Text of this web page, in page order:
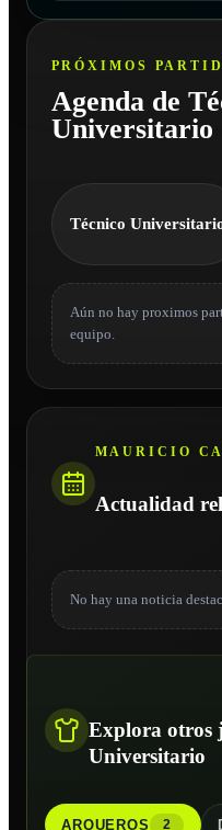
PRÓXIMOS
Agenda de
Universitario
Técnico
Aún no hay proximos
equipo.
MAURICIO
Actualidad
No hay una noticia
Explora otros
Universitario
ARQUEROS 2